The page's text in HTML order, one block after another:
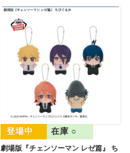
劇場版『チェンソーマン レゼ篇』 ち
在庫 ○